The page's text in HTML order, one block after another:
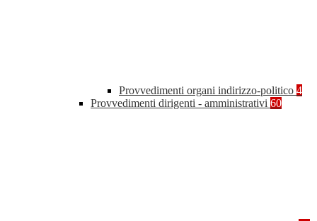
Provvedimenti organi indirizzo-politico 4
Provvedimenti dirigenti - amministrativi 60